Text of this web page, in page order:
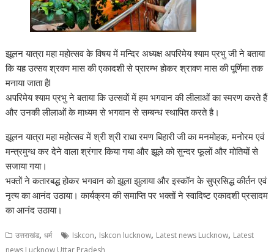
झूलन यात्रा महा महोत्सव के विषय में मन्दिर अध्यक्ष अपरिमेय श्याम प्रभु जी ने बताया
कि यह उत्सव श्रवण मास की एकादशी से प्रारम्भ होकर श्रावण मास की पूर्णिमा तक
मनाया जाता हैl
अपरिमेय श्याम प्रभु ने बताया कि उत्सवों में हम भगवान की लीलाओं का स्मरण करते हैं
और उनकी लीलाओं के माध्यम से भगवान से सम्बन्ध स्थापित करते है।
झूलन यात्रा महा महोत्सव में श्री श्री राधा रमण बिहारी जी का मनमोहक, मनोरम एवं
मन्त्रमुग्ध कर देने वाला श्रंगार किया गया और झूले को सुन्दर फूलों और मोतियों से
सजाया गया।
भक्तों ने कतारबद्ध होकर भगवान को झूला झुलाया और इस्कॉन के सुप्रसिद्ध कीर्तन एवं
नृत्य का आनंद उठाया। कार्यक्रम की समाप्ति पर भक्तों ने स्वादिष्ट एकादशी प्रसादम
का आनंद उठाया।
उत्तराखंड,धर्म Iskcon, Iskcon lucknow, Latest news Lucknow, Latest